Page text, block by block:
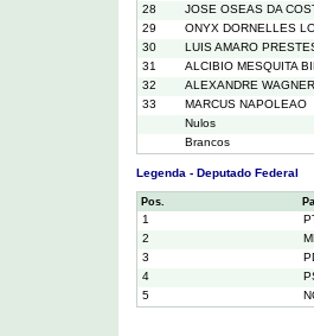
28
JOSE OSEAS DA
29
ONYX DORNELLES
30
LUIS AMARO
31
ALCIBIO MESQUITA
32
ALEXANDRE
33
MARCUS NAPOLEAO
Nulos
Brancos
Legenda - Deputado Federal
Pos.
1
2
3
4
5